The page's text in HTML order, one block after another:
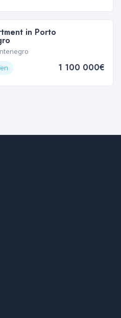
in Porto
1 100 000€